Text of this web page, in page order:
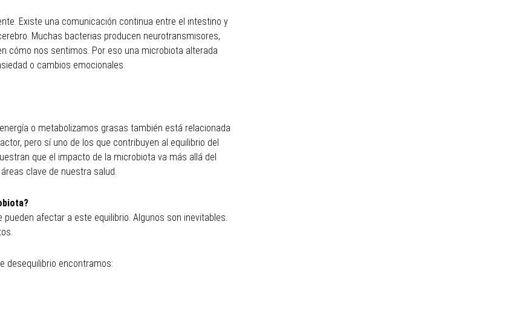
Existe una comunicación continua entre el intestino y
Muchas bacterias producen neurotransmisores,
cómo nos sentimos. Por eso una microbiota alterada
o cambios emocionales.
o metabolizamos grasas también está relacionada
pero sí uno de los que contribuyen al equilibrio del
que el impacto de la microbiota va más allá del
clave de nuestra salud.
afectar a este equilibrio. Algunos son inevitables.
desequilibrio encontramos: